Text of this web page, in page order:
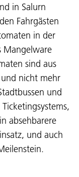
in Salurn
Fahrgästen
in der
Mangelware
sind aus
nicht mehr
und
absehbarere
und auch